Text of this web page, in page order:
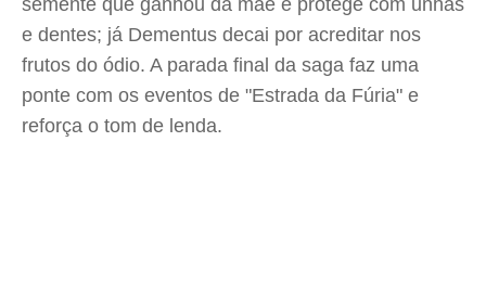
semente que ganhou da mãe e protege com unhas
e dentes; já Dementus decai por acreditar nos
frutos do ódio. A parada final da saga faz uma
ponte com os eventos de "Estrada da Fúria" e
reforça o tom de lenda.